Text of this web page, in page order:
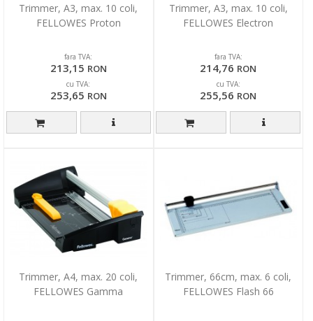
Trimmer, A3, max. 10 coli,
FELLOWES Proton
fara TVA:
213,15 RON
cu TVA:
253,65 RON
Trimmer, A3, max. 10 coli,
FELLOWES Electron
fara TVA:
214,76 RON
cu TVA:
255,56 RON
Trimmer, A4, max. 20 coli,
FELLOWES Gamma
Trimmer, 66cm, max. 6 coli,
FELLOWES Flash 66